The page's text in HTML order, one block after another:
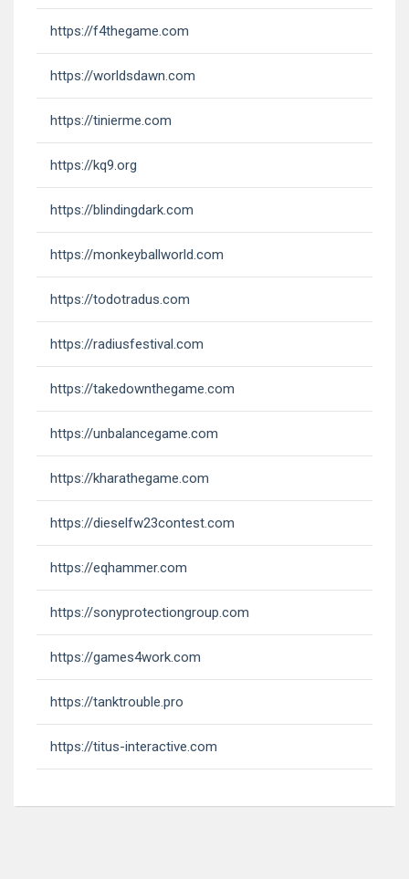
https://f4thegame.com
https://worldsdawn.com
https://tinierme.com
https://kq9.org
https://blindingdark.com
https://monkeyballworld.com
https://todotradus.com
https://radiusfestival.com
https://takedownthegame.com
https://unbalancegame.com
https://kharathegame.com
https://dieselfw23contest.com
https://eqhammer.com
https://sonyprotectiongroup.com
https://games4work.com
https://tanktrouble.pro
https://titus-interactive.com